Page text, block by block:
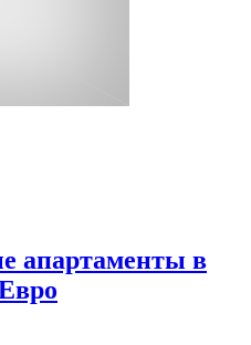
апартаменты в